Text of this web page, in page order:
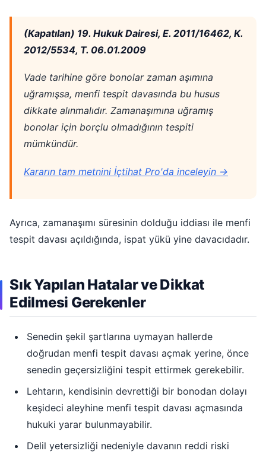
(Kapatılan) 19. Hukuk Dairesi, E. 2011/16462, K.
2012/5534, T. 06.01.2009
Vade tarihine göre bonolar zaman aşımına
uğramışsa, menfi tespit davasında bu husus
dikkate alınmalıdır. Zamanaşımına uğramış
bonolar için borçlu olmadığının tespiti
mümkündür.
Kararın tam metnini İçtihat Pro'da inceleyin →
Ayrıca, zamanaşımı süresinin dolduğu iddiası ile menfi
tespit davası açıldığında, ispat yükü yine davacıdadır.
Sık Yapılan Hatalar ve Dikkat
Edilmesi Gerekenler
Senedin şekil şartlarına uymayan hallerde
doğrudan menfi tespit davası açmak yerine, önce
senedin geçersizliğini tespit ettirmek gerekebilir.
Lehtarın, kendisinin devrettiği bir bonodan dolayı
keşideci aleyhine menfi tespit davası açmasında
hukuki yarar bulunmayabilir.
Delil yetersizliği nedeniyle davanın reddi riski